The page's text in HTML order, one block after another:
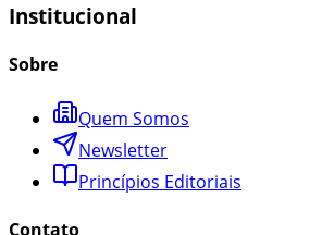
Institucional
Sobre
Quem Somos
Newsletter
Princípios Editoriais
Contato